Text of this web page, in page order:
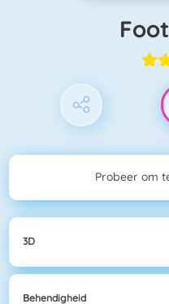
Probeer om
3D
Behendigheid